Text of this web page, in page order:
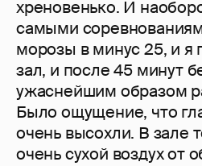
хреновенько. И
самыми
морозы в минус 25, и я
зал, и после 45 минут
ужаснейшим образом
Было ощущение, что
очень высохли. В зале
очень сухой воздух от